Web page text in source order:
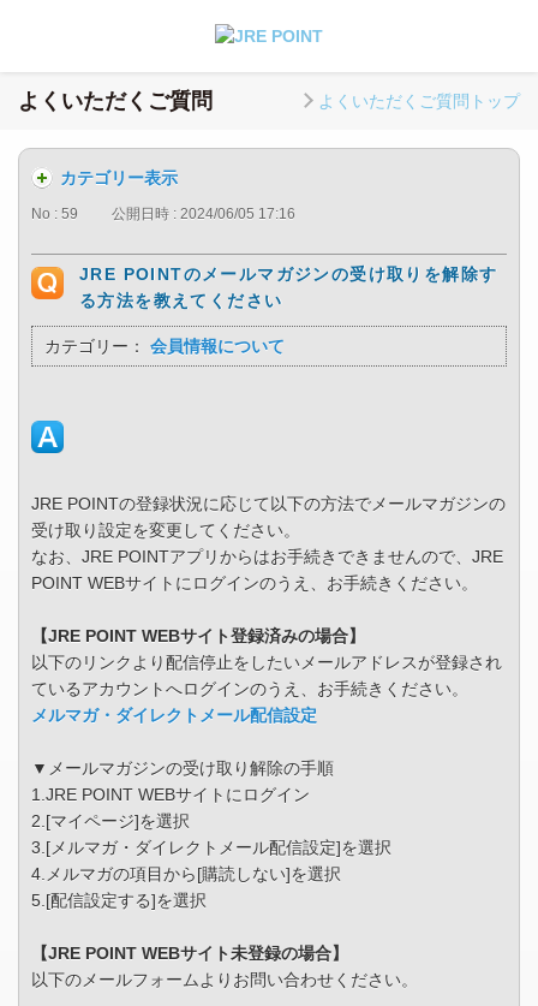
よくいただくご質問 よくいただくご質問トップ
カテゴリー表示
No : 59 公開日時 : 2024/06/05 17:16
JRE POINTのメールマガジンの受け取りを解除す
る方法を教えてください
カテゴリー： 会員情報について
JRE POINTの登録状況に応じて以下の方法でメールマガジンの
受け取り設定を変更してください。
なお、JRE POINTアプリからはお手続きできませんので、JRE
POINT WEBサイトにログインのうえ、お手続きください。
【JRE POINT WEBサイト登録済みの場合】
以下のリンクより配信停止をしたいメールアドレスが登録され
ているアカウントへログインのうえ、お手続きください。
メルマガ・ダイレクトメール配信設定
▼メールマガジンの受け取り解除の手順
1.JRE POINT WEBサイトにログイン
2.[マイページ]を選択
3.[メルマガ・ダイレクトメール配信設定]を選択
4.メルマガの項目から[購読しない]を選択
5.[配信設定する]を選択
【JRE POINT WEBサイト未登録の場合】
以下のメールフォームよりお問い合わせください。